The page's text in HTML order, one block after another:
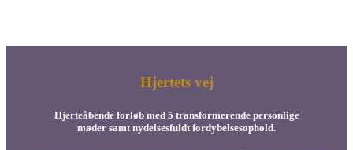
Hjertets vej
Hjerteåbende forløb med 5 transformerende personlige
møder samt nydelsesfuldt fordybelsesophold.